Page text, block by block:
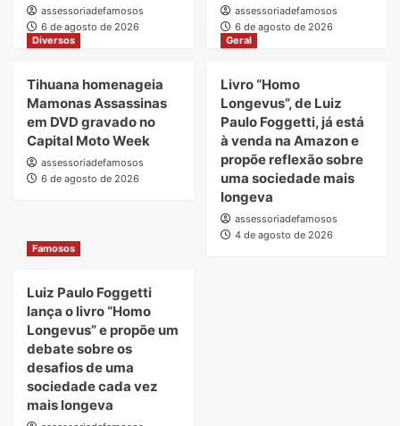
assessoriadefamosos
6 de agosto de 2026
assessoriadefamosos
6 de agosto de 2026
Diversos
Tihuana homenageia
Mamonas Assassinas
em DVD gravado no
Capital Moto Week
assessoriadefamosos
6 de agosto de 2026
Geral
Livro “Homo
Longevus”, de Luiz
Paulo Foggetti, já está
à venda na Amazon e
propõe reflexão sobre
uma sociedade mais
longeva
assessoriadefamosos
4 de agosto de 2026
Famosos
Luiz Paulo Foggetti
lança o livro “Homo
Longevus” e propõe um
debate sobre os
desafios de uma
sociedade cada vez
mais longeva